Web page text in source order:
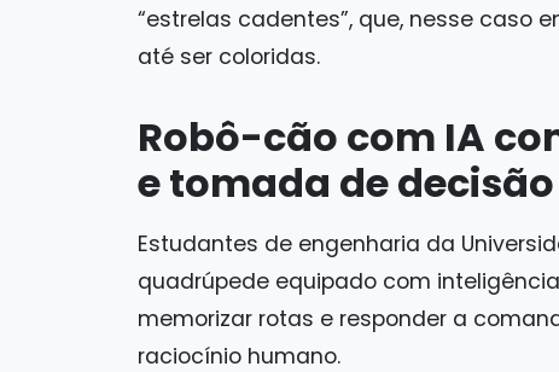
“estrelas cadentes”, que, nesse caso
até ser coloridas.
Robô-cão com IA
e tomada de decisão
Estudantes de engenharia da
quadrúpede equipado com
memorizar rotas e responder a
raciocínio humano.